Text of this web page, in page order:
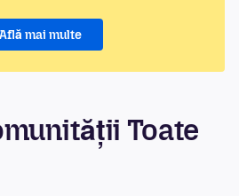
Află mai multe
Toate